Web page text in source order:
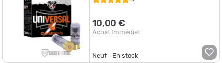
10,00 €
Achat Immédiat
Neuf - En stock